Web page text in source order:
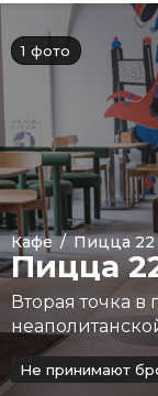
1 фото
Кафе / Пицца
Пицца
Вторая точка в
Не принимают